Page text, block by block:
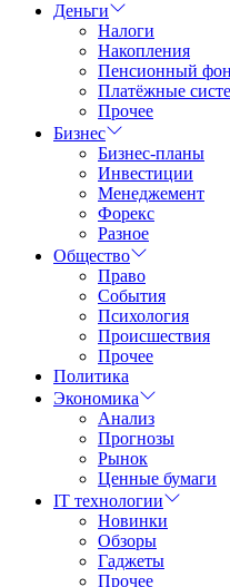
Деньги
Налоги
Накопления
Пенсионный
Платёжные
Прочее
Бизнес
Бизнес-планы
Инвестиции
Менеджемент
Форекс
Разное
Общество
Право
События
Психология
Происшествия
Прочее
Политика
Экономика
Анализ
Прогнозы
Рынок
Ценные бумаги
IT технологии
Новинки
Обзоры
Гаджеты
Прочее